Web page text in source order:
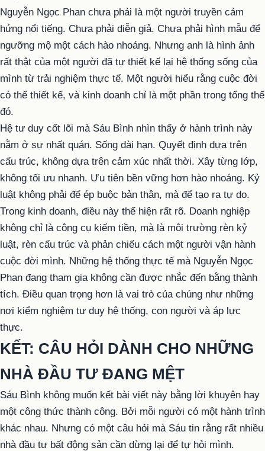
Nguyễn Ngọc Phan chưa phải là một người truyền cảm
hứng nổi tiếng. Chưa phải diễn giả. Chưa phải hình mẫu để
ngưỡng mộ một cách hào nhoáng. Nhưng anh là hình ảnh
rất thật của một người đã tự thiết kế lại hệ thống sống của
mình từ trải nghiệm thực tế. Một người hiểu rằng cuộc đời
có thể thiết kế, và kinh doanh chỉ là một phần trong tổng thể
đó.
Hệ tư duy cốt lõi mà Sáu Bình nhìn thấy ở hành trình này
nằm ở sự nhất quán. Sống dài hạn. Quyết định dựa trên
cấu trúc, không dựa trên cảm xúc nhất thời. Xây từng lớp,
không tối ưu nhanh. Ưu tiên bền vững hơn hào nhoáng. Kỷ
luật không phải để ép buộc bản thân, mà để tạo ra tự do.
Trong kinh doanh, điều này thể hiện rất rõ. Doanh nghiệp
không chỉ là công cụ kiếm tiền, mà là môi trường rèn kỷ
luật, rèn cấu trúc và phản chiếu cách một người vận hành
cuộc đời mình. Những hệ thống thực tế mà Nguyễn Ngọc
Phan đang tham gia không cần được nhắc đến bằng thành
tích. Điều quan trọng hơn là vai trò của chúng như những
nơi kiểm nghiệm tư duy hệ thống, con người và áp lực
thực.
KẾT: CÂU HỎI DÀNH CHO NHỮNG
NHÀ ĐẦU TƯ ĐANG MỆT
Sáu Bình không muốn kết bài viết này bằng lời khuyên hay
một công thức thành công. Bởi mỗi người có một hành trình
khác nhau. Nhưng có một câu hỏi mà Sáu tin rằng rất nhiều
nhà đầu tư bất động sản cần dừng lại để tự hỏi mình.